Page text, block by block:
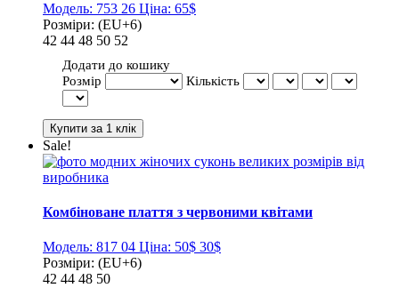
Модель: 753 26 Ціна: 65$
Розміри: (EU+6)
42 44 48 50 52
Додати до кошику
Розмір
Кількість
Sale!
Комбіноване плаття з червоними квітами
Модель: 817 04 Ціна: 50$ 30$
Розміри: (EU+6)
42 44 48 50